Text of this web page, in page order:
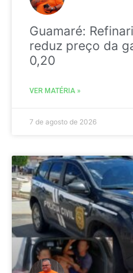
Guamaré:
reduz preço da
0,20
VER MATÉRIA »
7 de agosto de 2026